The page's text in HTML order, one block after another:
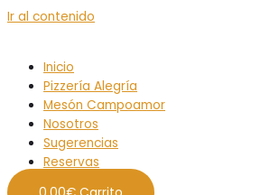
Ir al contenido
Inicio
Pizzería Alegría
Mesón Campoamor
Nosotros
Sugerencias
Reservas